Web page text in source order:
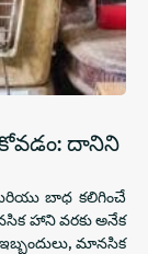
దానిని
బాధ కలిగించే
హాని వరకు అనేక
మానసిక